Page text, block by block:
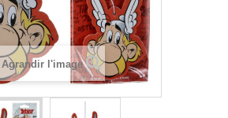
Agrandir l'image